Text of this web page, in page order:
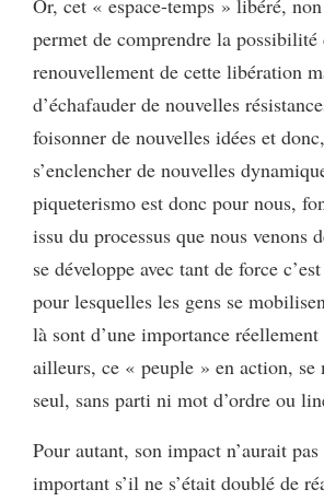
Or, cet « espace-temps » libéré,
permet de comprendre la possibilité
renouvellement de cette libération
d’échafauder de nouvelles
foisonner de nouvelles idées et
s’enclencher de nouvelles
piqueterismo est donc pour nous,
issu du processus que nous venons
se développe avec tant de force
pour lesquelles les gens se
là sont d’une importance
ailleurs, ce « peuple » en action, se
seul, sans parti ni mot d’ordre ou
Pour autant, son impact n’aurait
important s’il ne s’était doublé de